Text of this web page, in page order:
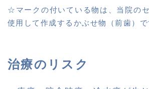
☆マークの付いている物は、当院の
使用して作成するかぶせ物（前歯）で
治療のリスク